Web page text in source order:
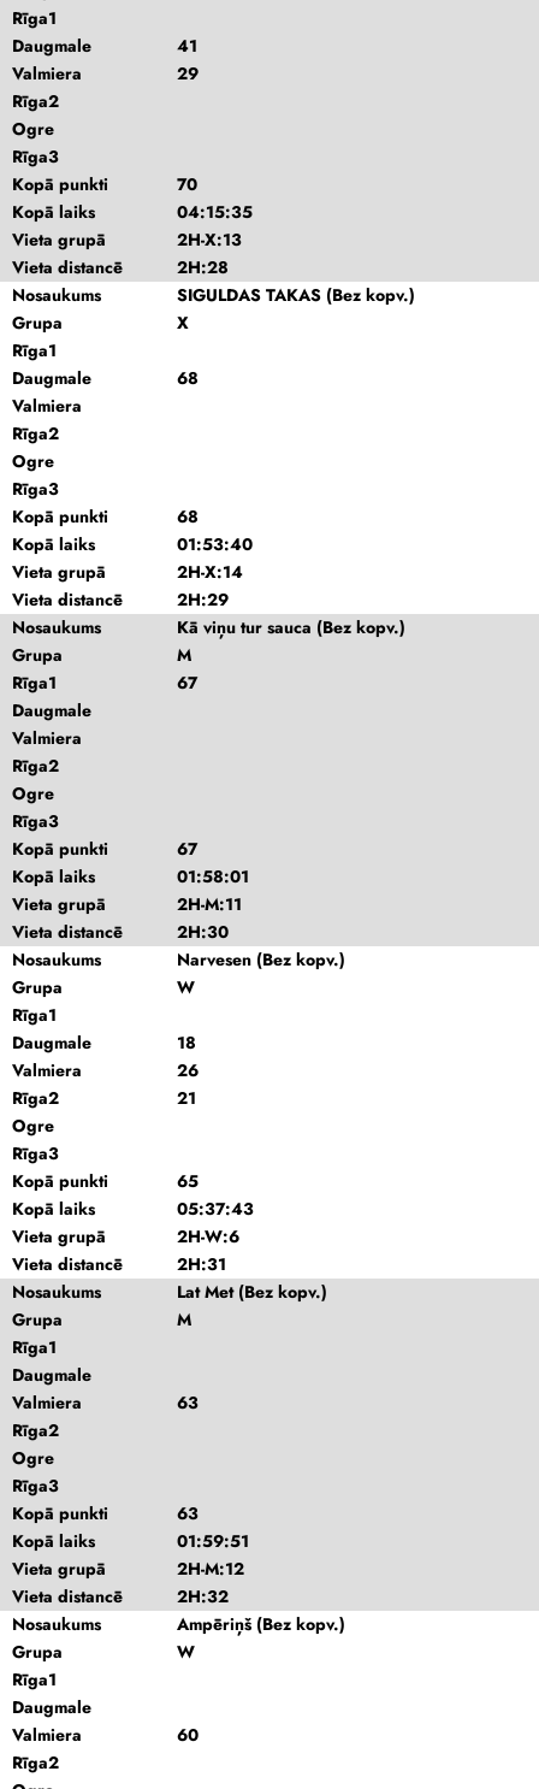
Rīga1
Daugmale
41
Valmiera
29
Rīga2
Ogre
Rīga3
Kopā punkti
70
Kopā laiks
04:15:35
Vieta grupā
2H-X:13
Vieta distancē
2H:28
Nosaukums
SIGULDAS TAKAS (Bez kopv.)
Grupa
X
Rīga1
Daugmale
68
Valmiera
Rīga2
Ogre
Rīga3
Kopā punkti
68
Kopā laiks
01:53:40
Vieta grupā
2H-X:14
Vieta distancē
2H:29
Nosaukums
Kā viņu tur sauca (Bez kopv.)
Grupa
M
Rīga1
67
Daugmale
Valmiera
Rīga2
Ogre
Rīga3
Kopā punkti
67
Kopā laiks
01:58:01
Vieta grupā
2H-M:11
Vieta distancē
2H:30
Nosaukums
Narvesen (Bez kopv.)
Grupa
W
Rīga1
Daugmale
18
Valmiera
26
Rīga2
21
Ogre
Rīga3
Kopā punkti
65
Kopā laiks
05:37:43
Vieta grupā
2H-W:6
Vieta distancē
2H:31
Nosaukums
Lat Met (Bez kopv.)
Grupa
M
Rīga1
Daugmale
Valmiera
63
Rīga2
Ogre
Rīga3
Kopā punkti
63
Kopā laiks
01:59:51
Vieta grupā
2H-M:12
Vieta distancē
2H:32
Nosaukums
Ampēriņš (Bez kopv.)
Grupa
W
Rīga1
Daugmale
Valmiera
60
Rīga2